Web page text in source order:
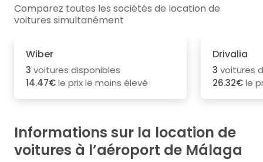
Comparez toutes les sociétés de location de
voitures simultanément
Wiber
3 voitures disponibles
14.47€le prix le moins élevé
Drivalia
3 voitures
26.32€le
Informations sur la location de
voitures à l’aéroport de Málaga